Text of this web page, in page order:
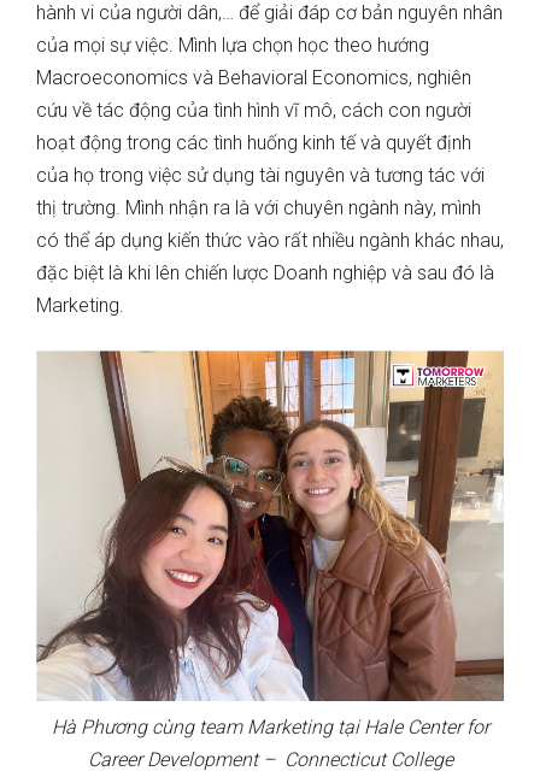
hành vi của người dân,… để giải đáp cơ bản nguyên nhân
của mọi sự việc. Mình lựa chọn học theo hướng
Macroeconomics và Behavioral Economics, nghiên
cứu về tác động của tình hình vĩ mô, cách con người
hoạt động trong các tình huống kinh tế và quyết định
của họ trong việc sử dụng tài nguyên và tương tác với
thị trường. Mình nhận ra là với chuyên ngành này, mình
có thể áp dụng kiến thức vào rất nhiều ngành khác nhau,
đặc biệt là khi lên chiến lược Doanh nghiệp và sau đó là
Marketing.
Hà Phương cùng team Marketing tại Hale Center for
Career Development – Connecticut College